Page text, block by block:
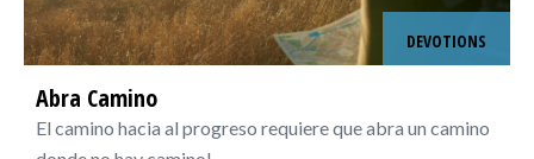
DEVOTIONS
Abra Camino
El camino hacia al progreso requiere que abra un camino